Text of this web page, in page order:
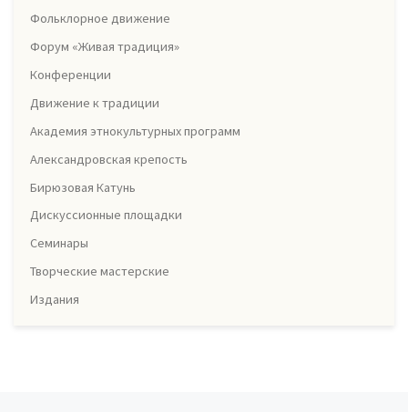
Фольклорное движение
Форум «Живая традиция»
Конференции
Движение к традиции
Академия этнокультурных программ
Александровская крепость
Бирюзовая Катунь
Дискуссионные площадки
Семинары
Творческие мастерские
Издания